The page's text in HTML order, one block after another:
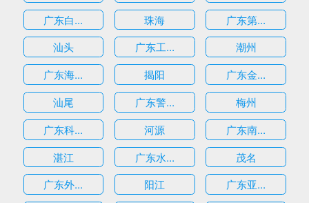
广东白...
珠海
广东第...
汕头
广东工...
潮州
广东海...
揭阳
广东金...
汕尾
广东警...
梅州
广东科...
河源
广东南...
湛江
广东水...
茂名
广东外...
阳江
广东亚...